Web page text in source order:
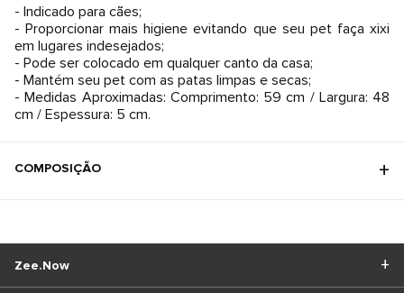
- Indicado para cães;
- Proporcionar mais higiene evitando que seu pet faça xixi
em lugares indesejados;
- Pode ser colocado em qualquer canto da casa;
- Mantém seu pet com as patas limpas e secas;
- Medidas Aproximadas: Comprimento: 59 cm / Largura: 48
cm / Espessura: 5 cm.
COMPOSIÇÃO
Zee.Now